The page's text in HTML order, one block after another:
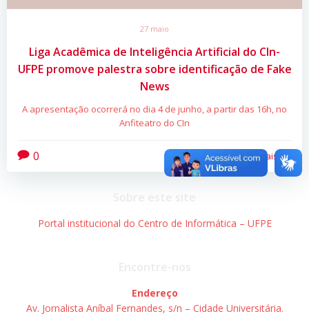
27 maio
Liga Acadêmica de Inteligência Artificial do CIn-
UFPE promove palestra sobre identificação de Fake
News
A apresentação ocorrerá no dia 4 de junho, a partir das 16h, no
Anfiteatro do CIn
0 Leia mais
Portal institucional do Centro de Informática – UFPE
Endereço
Av. Jornalista Aníbal Fernandes, s/n – Cidade Universitária.